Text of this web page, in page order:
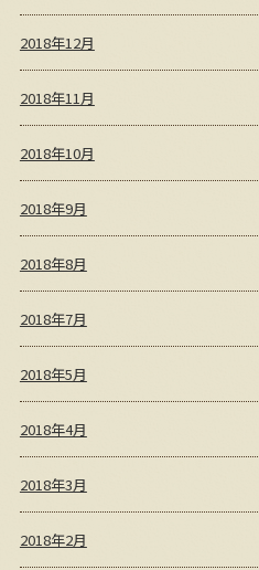
2018年12月
2018年11月
2018年10月
2018年9月
2018年8月
2018年7月
2018年5月
2018年4月
2018年3月
2018年2月